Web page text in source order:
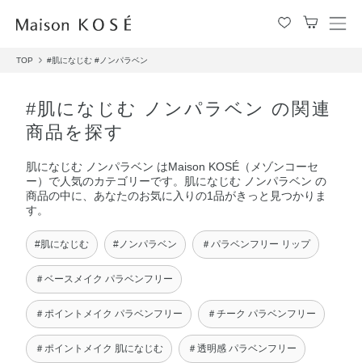
メ
TOP #肌になじむ #ノンパラベン
#肌になじむ ノンパラベン の関連
商品を探す
肌になじむ ノンパラベン はMaison KOSÉ（メゾンコーセ
ー）で人気のカテゴリーです。肌になじむ ノンパラベン の
商品の中に、あなたのお気に入りの1品がきっと見つかりま
す。
#肌になじむ #ノンパラベン ＃パラベンフリー リップ
＃ベースメイク パラベンフリー
＃ポイントメイク パラベンフリー ＃チーク パラベンフリー
＃ポイントメイク 肌になじむ ＃透明感 パラベンフリー